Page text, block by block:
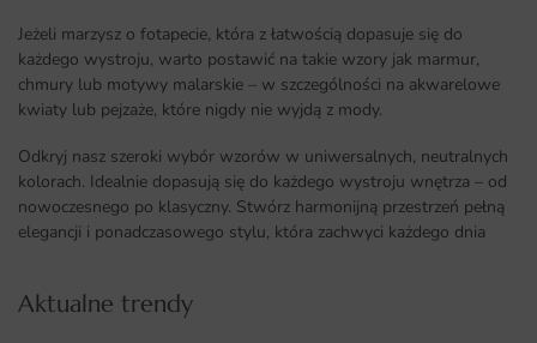
Jeżeli marzysz o fotapecie, która z łatwością dopasuje się do
każdego wystroju, warto postawić na takie wzory jak marmur,
chmury lub motywy malarskie – w szczególności na akwarelowe
kwiaty lub pejzaże, które nigdy nie wyjdą z mody.
Odkryj nasz szeroki wybór wzorów w uniwersalnych, neutralnych
kolorach. Idealnie dopasują się do każdego wystroju wnętrza – od
nowoczesnego po klasyczny. Stwórz harmonijną przestrzeń pełną
elegancji i ponadczasowego stylu, która zachwyci każdego dnia
Aktualne trendy​